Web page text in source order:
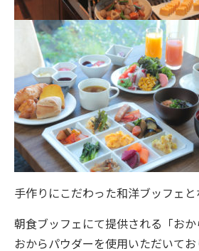
手作りにこだわった和洋ブッフェと
朝食ブッフェにて提供される「お
おからパウダーを使用いただいてお